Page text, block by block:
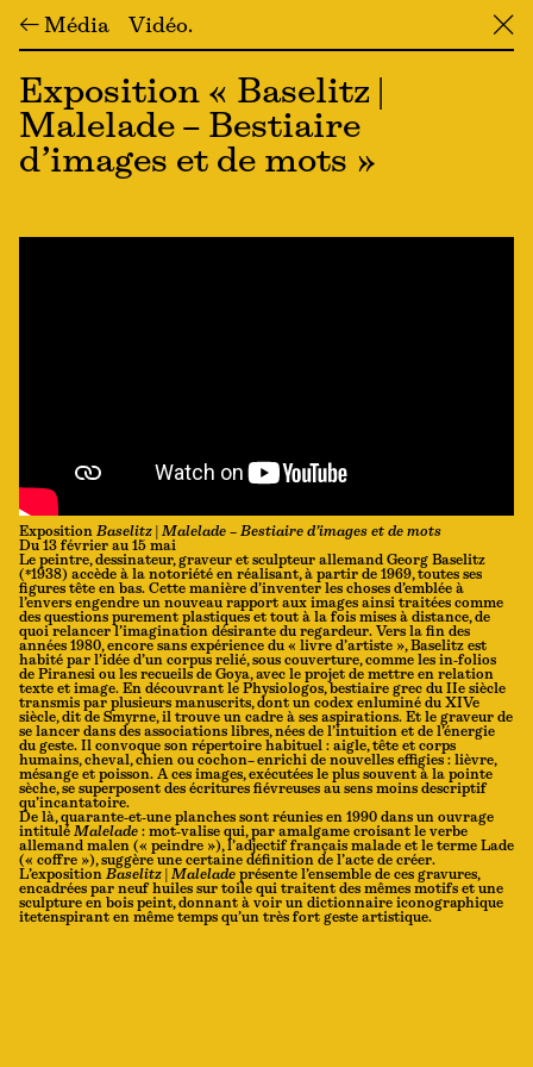
← Média Vidéo ╳
Exposition « Baselitz |
Malelade – Bestiaire
d’images et de mots »
Exposition Baselitz
Malelade – Bestiaire d’images et de mots
Du 13 février au 15 mai
Le peintre, dessinateur, graveur et sculpteur allemand Georg Baselitz
(*1938) accède à la notoriété en réalisant, à partir de 1969, toutes ses
figures tête en bas. Cette manière d’inventer les choses d’emblée à
l’envers engendre un nouveau rapport aux images ainsi traitées comme
des questions purement plastiques et tout à la fois mises à distance, de
quoi relancer l’imagination désirante du regardeur. Vers la fin des
années 1980, encore sans expérience du « livre d’artiste », Baselitz est
habité par l’idée d’un corpus relié, sous couverture, comme les in-folios
de Piranesi ou les recueils de Goya, avec le projet de mettre en relation
texte et image. En découvrant le Physiologos, bestiaire grec du IIe siècle
transmis par plusieurs manuscrits, dont un codex enluminé du XIVe
siècle, dit de Smyrne, il trouve un cadre à ses aspirations. Et le graveur de
se lancer dans des associations libres, nées de l’intuition et de l’énergie
du geste. Il convoque son répertoire habituel : aigle, tête et corps
humains, cheval, chien ou cochon– enrichi de nouvelles effigies : lièvre,
mésange et poisson. A ces images, exécutées le plus souvent à la pointe
sèche, se superposent des écritures fiévreuses au sens moins descriptif
qu’incantatoire.
De là, quarante-et-une planches sont réunies en 1990 dans un ouvrage
intitulé Malelade : mot-valise qui, par amalgame croisant le verbe
allemand malen (« peindre »), l’adjectif français malade et le terme Lade
(« coffre »), suggère une certaine définition de l’acte de créer.
L’exposition Baselitz Malelade présente l’ensemble de ces gravures,
encadrées par neuf huiles sur toile qui traitent des mêmes motifs et une
sculpture en bois peint, donnant à voir un dictionnaire iconographique
itetenspirant en même temps qu’un très fort geste artistique.